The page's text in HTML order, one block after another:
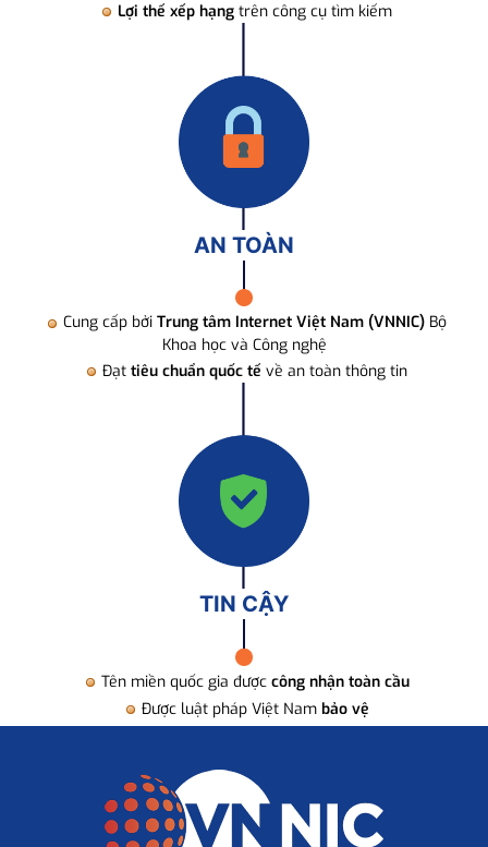
Lợi thế xếp hạng trên công cụ tìm kiếm
AN TOÀN
Cung cấp bởi Trung tâm Internet Việt Nam (VNNIC) Bộ
Khoa học và Công nghệ
Đạt tiêu chuẩn quốc tế về an toàn thông tin
TIN CẬY
Tên miền quốc gia được công nhận toàn cầu
Được luật pháp Việt Nam bảo vệ